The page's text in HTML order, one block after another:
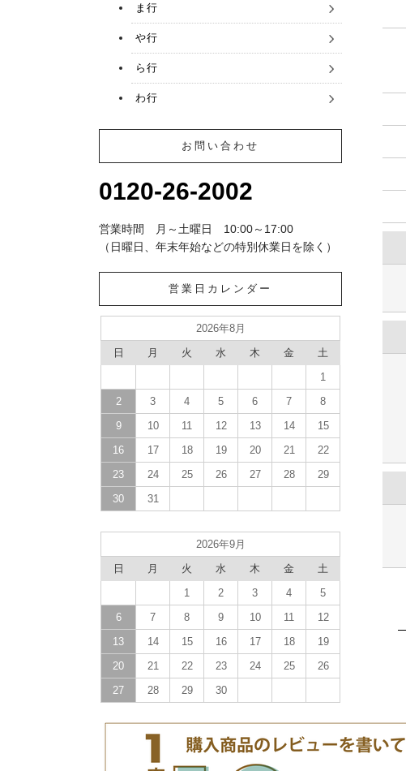
ま行
や行
ら行
わ行
お問い合わせ
0120-26-2002
営業時間 月～土曜日 10:00～17:00
（日曜日、年末年始などの特別休業日を除く）
営業日カレンダー
2026年8月
日
月 火 水 木 金
土
1
2
3 4 5 6 7
8
9
10 11 12 13 14
15
16
17 18 19 20 21
22
23
24 25 26 27 28
29
30
31
2026年9月
日
月 火 水 木 金
土
1
2 3 4
5
6
7 8 9 10 11
12
13
14 15 16 17 18
19
20
21 22 23 24 25
26
27
28 29 30